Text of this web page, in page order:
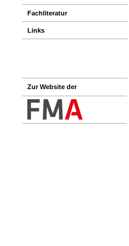
Fachliteratur
Links
Zur Website der